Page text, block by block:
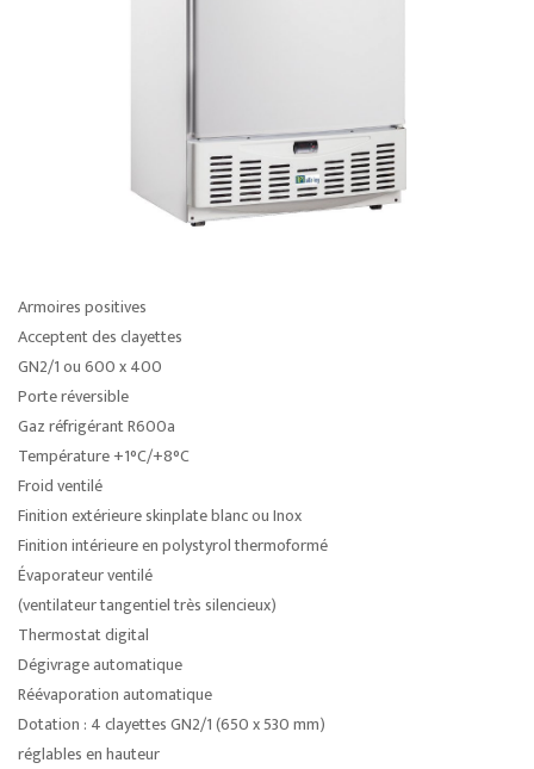
Armoires positives
Acceptent des clayettes
GN2/1 ou 600 x 400
Porte réversible
Gaz réfrigérant R600a
Température +1°C/+8°C
Froid ventilé
Finition extérieure skinplate blanc ou Inox
Finition intérieure en polystyrol thermoformé
Évaporateur ventilé
(ventilateur tangentiel très silencieux)
Thermostat digital
Dégivrage automatique
Réévaporation automatique
Dotation : 4 clayettes GN2/1 (650 x 530 mm)
réglables en hauteur